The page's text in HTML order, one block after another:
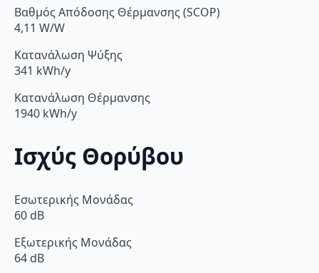
Βαθμός Απόδοσης Θέρμανσης (SCOP)
4,11 W/W
Κατανάλωση Ψύξης
341 kWh/y
Κατανάλωση Θέρμανσης
1940 kWh/y
Ισχύς Θορύβου
Εσωτερικής Μονάδας
60 dB
Εξωτερικής Μονάδας
64 dB